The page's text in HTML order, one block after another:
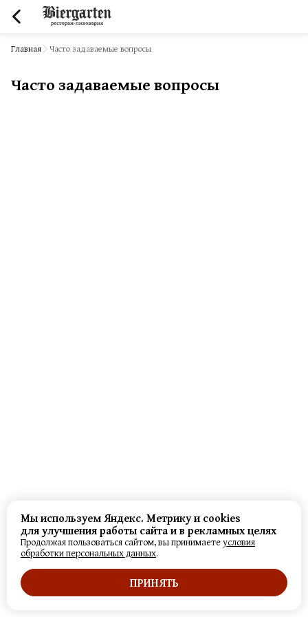
Главная Часто задаваемые вопросы
Часто задаваемые вопросы
Мы используем Яндекс. Метрику и cookies
для улучшения работы сайта и в рекламных целях
Продолжая пользоваться сайтом, вы принимаетеусловия
обработки персональных данных.
ПРИНЯТЬ